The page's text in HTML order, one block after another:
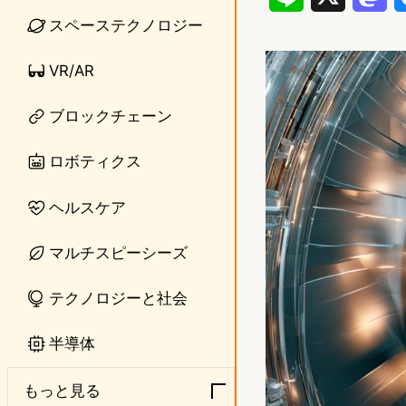
スペーステクノロジー
VR/AR
ブロックチェーン
ロボティクス
ヘルスケア
マルチスピーシーズ
テクノロジーと社会
半導体
もっと見る
n
e
s
o
d
o
n